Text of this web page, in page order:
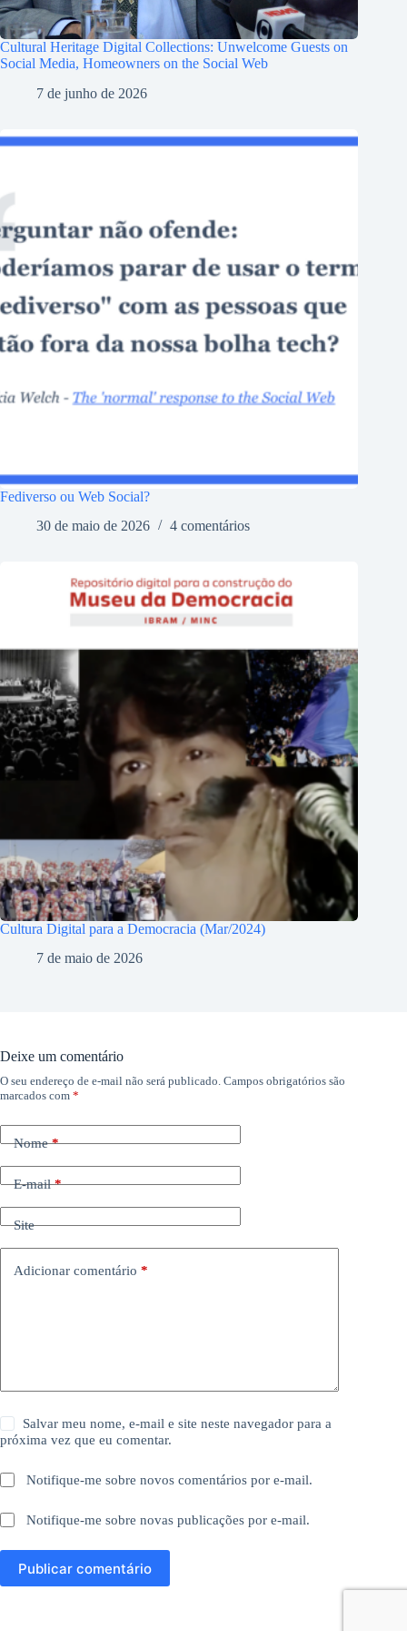
Cultural Heritage Digital Collections: Unwelcome Guests on
Social Media, Homeowners on the Social Web
7 de junho de 2026
Fediverso ou Web Social?
30 de maio de 2026
4 comentários
Cultura Digital para a Democracia (Mar/2024)
7 de maio de 2026
Deixe um comentário
O seu endereço de e-mail não será publicado. Campos obrigatórios são
marcados com *
Nome*
E-mail*
Site
Adicionar comentário *
Salvar meu nome, e-mail e site neste navegador para a
próxima vez que eu comentar.
Notifique-me sobre novos comentários por e-mail.
Notifique-me sobre novas publicações por e-mail.
Publicar comentário